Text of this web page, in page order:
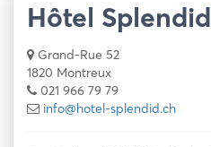
Hôtel Splendid
Grand-Rue 52
1820 Montreux
021 966 79 79
info@hotel-splendid.ch